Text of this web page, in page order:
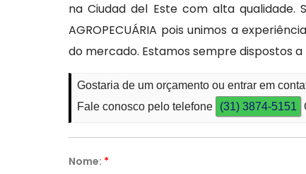
na Ciudad del Este com alta qualidade.
AGROPECUÁRIA pois unimos a
do mercado. Estamos sempre dispostos
Gostaria de um orçamento ou entrar em
Fale conosco pelo telefone
(31) 3874-5151
Nome: *